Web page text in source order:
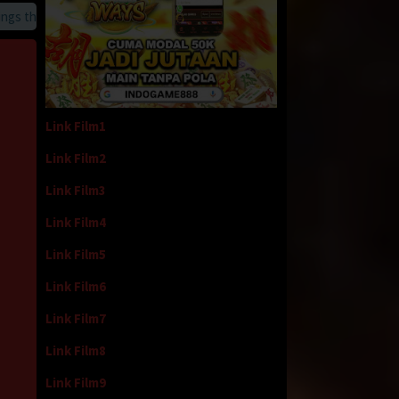
we provide
Link Film1
Link Film2
Link Film3
Link Film4
Link Film5
Link Film6
Link Film7
Link Film8
Link Film9